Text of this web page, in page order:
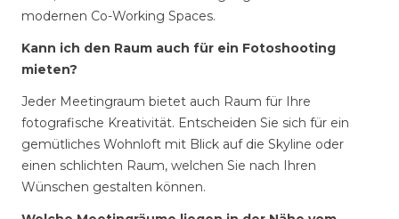
modernen Co-Working Spaces.
Kann ich den Raum auch für ein Fotoshooting
mieten?
Jeder Meetingraum bietet auch Raum für Ihre
fotografische Kreativität. Entscheiden Sie sich für ein
gemütliches Wohnloft mit Blick auf die Skyline oder
einen schlichten Raum, welchen Sie nach Ihren
Wünschen gestalten können.